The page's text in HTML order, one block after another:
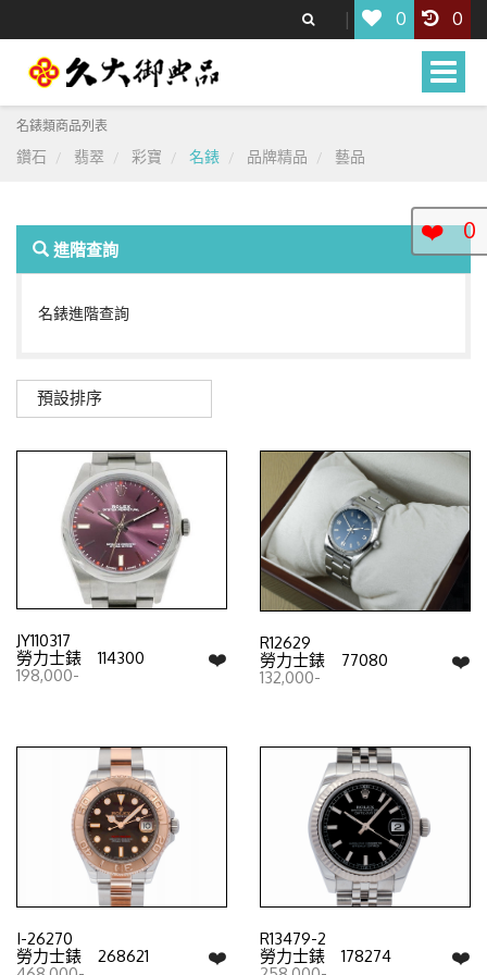
0 0
Toggle
名錶類商品列表
鑽石 翡翠 彩寶 名錶 品牌精品 藝品
進階查詢
名錶進階查詢
預設排序
JY110317
❤️
勞力士錶 114300
198,000-
R12629
❤️
勞力士錶 77080
132,000-
I-26270
❤️
勞力士錶 268621
R13479-2
❤️
勞力士錶 178274
❤️ 0